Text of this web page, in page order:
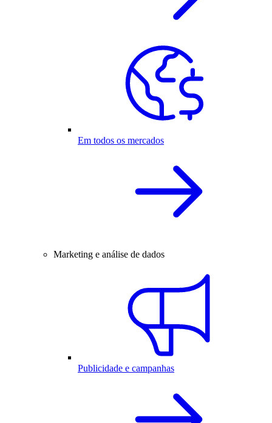
Em todos os mercados
Marketing e análise de dados
Publicidade e campanhas